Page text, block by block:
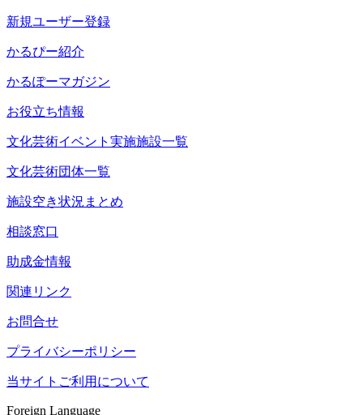
新規ユーザー登録
かるぴー紹介
かるぽーマガジン
お役立ち情報
文化芸術イベント実施施設一覧
文化芸術団体一覧
施設空き状況まとめ
相談窓口
助成金情報
関連リンク
お問合せ
プライバシーポリシー
当サイトご利用について
Foreign Language